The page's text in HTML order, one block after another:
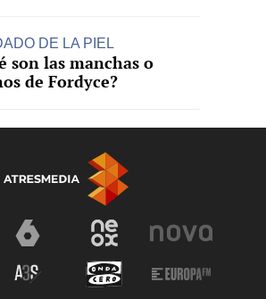
DE LA PIEL
son las manchas o
de Fordyce?